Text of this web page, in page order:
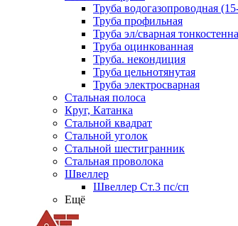
Труба водогазопроводная
Труба профильная
Труба эл/сварная
Труба оцинкованная
Труба. некондиция
Труба цельнотянутая
Труба электросварная
Стальная полоса
Круг, Катанка
Стальной квадрат
Стальной уголок
Стальной шестигранник
Стальная проволока
Швеллер
Швеллер Ст.3 пс/сп
Ещё